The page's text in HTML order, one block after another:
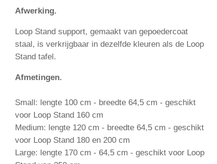
Afwerking.
Loop Stand support, gemaakt van gepoedercoat
staal, is verkrijgbaar in dezelfde kleuren als de Loop
Stand tafel.
Afmetingen.
Small: lengte 100 cm - breedte 64,5 cm - geschikt
voor Loop Stand 160 cm
Medium: lengte 120 cm - breedte 64,5 cm - geschikt
voor Loop Stand 180 en 200 cm
Large: lengte 170 cm - 64,5 cm - geschikt voor Loop